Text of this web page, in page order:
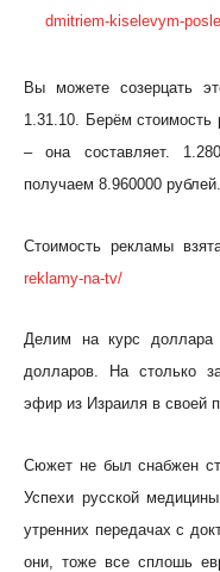
dmitriem-kiselevym-
Вы можете созерцать
1.31.10. Берём
– она составляет.
получаем 8.960000 рублей.
Стоимость рекламы
reklamy-na-tv/
Делим на курс доллара
долларов. На столько
эфир из Израиля в своей
Сюжет не был снабжен
Успехи русской
утренних передачах с
они, тоже все сплошь